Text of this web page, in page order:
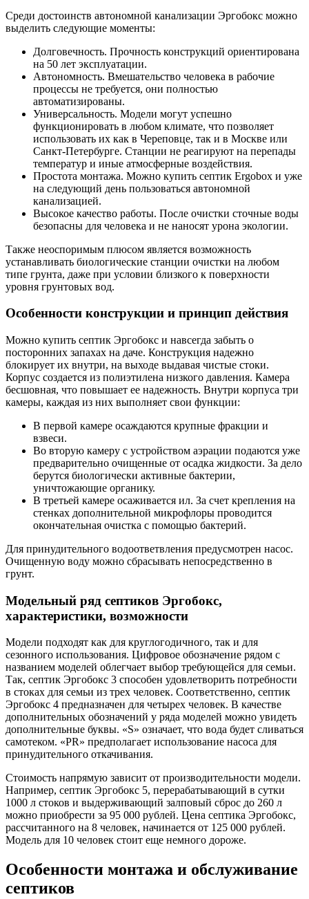
Среди достоинств автономной канализации Эргобокс можно
выделить следующие моменты:
Долговечность. Прочность конструкций ориентирована
на 50 лет эксплуатации.
Автономность. Вмешательство человека в рабочие
процессы не требуется, они полностью
автоматизированы.
Универсальность. Модели могут успешно
функционировать в любом климате, что позволяет
использовать их как в Череповце, так и в Москве или
Санкт-Петербурге. Станции не реагируют на перепады
температур и иные атмосферные воздействия.
Простота монтажа. Можно купить септик Ergobox и уже
на следующий день пользоваться автономной
канализацией.
Высокое качество работы. После очистки сточные воды
безопасны для человека и не наносят урона экологии.
Также неоспоримым плюсом является возможность
устанавливать биологические станции очистки на любом
типе грунта, даже при условии близкого к поверхности
уровня грунтовых вод.
Особенности конструкции и принцип действия
Можно купить септик Эргобокс и навсегда забыть о
посторонних запахах на даче. Конструкция надежно
блокирует их внутри, на выходе выдавая чистые стоки.
Корпус создается из полиэтилена низкого давления. Камера
бесшовная, что повышает ее надежность. Внутри корпуса три
камеры, каждая из них выполняет свои функции:
В первой камере осаждаются крупные фракции и
взвеси.
Во вторую камеру с устройством аэрации подаются уже
предварительно очищенные от осадка жидкости. За дело
берутся биологически активные бактерии,
уничтожающие органику.
В третьей камере осаживается ил. За счет крепления на
стенках дополнительной микрофлоры проводится
окончательная очистка с помощью бактерий.
Для принудительного водоответвления предусмотрен насос.
Очищенную воду можно сбрасывать непосредственно в
грунт.
Модельный ряд септиков Эргобокс,
характеристики, возможности
Модели подходят как для круглогодичного, так и для
сезонного использования. Цифровое обозначение рядом с
названием моделей облегчает выбор требующейся для семьи.
Так, септик Эргобокс 3 способен удовлетворить потребности
в стоках для семьи из трех человек. Соответственно, септик
Эргобокс 4 предназначен для четырех человек. В качестве
дополнительных обозначений у ряда моделей можно увидеть
дополнительные буквы. «S» означает, что вода будет сливаться
самотеком. «PR» предполагает использование насоса для
принудительного откачивания.
Стоимость напрямую зависит от производительности модели.
Например, септик Эргобокс 5, перерабатывающий в сутки
1000 л стоков и выдерживающий залповый сброс до 260 л
можно приобрести за 95 000 рублей. Цена септика Эргобокс,
рассчитанного на 8 человек, начинается от 125 000 рублей.
Модель для 10 человек стоит еще немного дороже.
Особенности монтажа и обслуживание
септиков